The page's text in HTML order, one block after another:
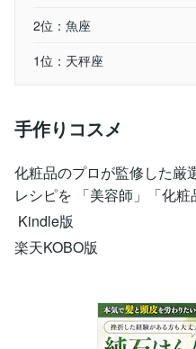
2位：魚座
1位：天秤座
手作りコスメ
化粧品のプロが監修した厳
レシピを 「美容師」「化
Kindle版
楽天KOBO版